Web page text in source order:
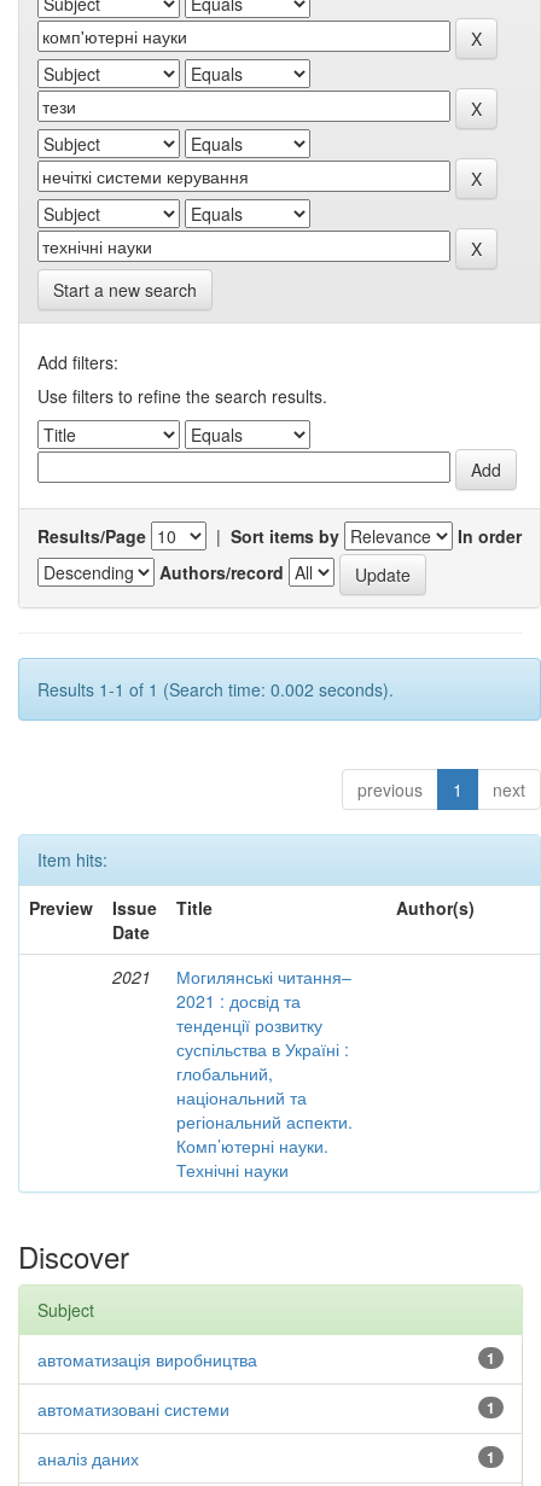
Start a new search
Add filters:
Use filters to refine the search results.
Results/Page | Sort items by
In order
Authors/record
Results 1-1 of 1 (Search time: 0.002 seconds).
previous 1 next
Item hits:
Preview
Issue
Date
Title Author(s)
2021
Могилянські читання–
2021 : досвід та
тенденції розвитку
суспільства в Україні :
глобальний,
національний та
регіональний аспекти.
Комп’ютерні науки.
Технічні науки
Discover
Subject
1
автоматизація виробництва
1
автоматизовані системи
1
аналіз даних